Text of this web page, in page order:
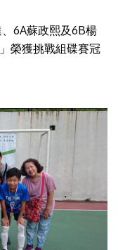
6A蘇政熙及6B楊
榮獲挑戰組碟賽冠